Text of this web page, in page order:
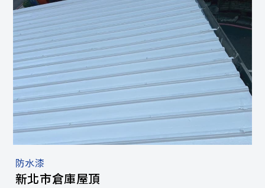
防水漆
新北市倉庫屋頂